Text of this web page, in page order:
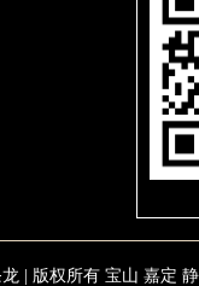
| 版权所有 宝山 嘉定